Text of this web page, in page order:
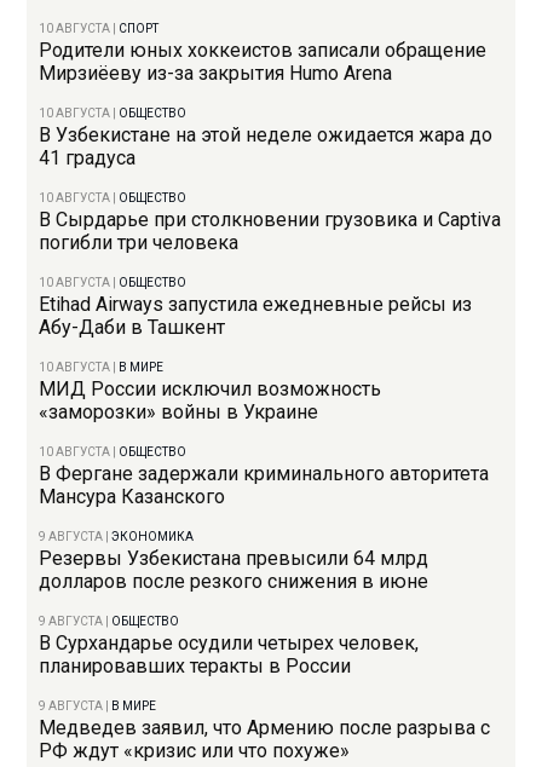
10 АВГУСТА СПОРТ
Родители юных хоккеистов записали обращение
Мирзиёеву из-за закрытия Humo Arena
10 АВГУСТА ОБЩЕСТВО
В Узбекистане на этой неделе ожидается жара до
41 градуса
10 АВГУСТА ОБЩЕСТВО
В Сырдарье при столкновении грузовика и Captiva
погибли три человека
10 АВГУСТА ОБЩЕСТВО
Etihad Airways запустила ежедневные рейсы из
Абу-Даби в Ташкент
10 АВГУСТА В МИРЕ
МИД России исключил возможность
«заморозки» войны в Украине
10 АВГУСТА ОБЩЕСТВО
В Фергане задержали криминального авторитета
Мансура Казанского
9 АВГУСТА |ЭКОНОМИКА
Резервы Узбекистана превысили 64 млрд
долларов после резкого снижения в июне
9 АВГУСТА ОБЩЕСТВО
В Сурхандарье осудили четырех человек,
планировавших теракты в России
9 АВГУСТА В МИРЕ
Медведев заявил, что Армению после разрыва с
РФ ждут «кризис или что похуже»